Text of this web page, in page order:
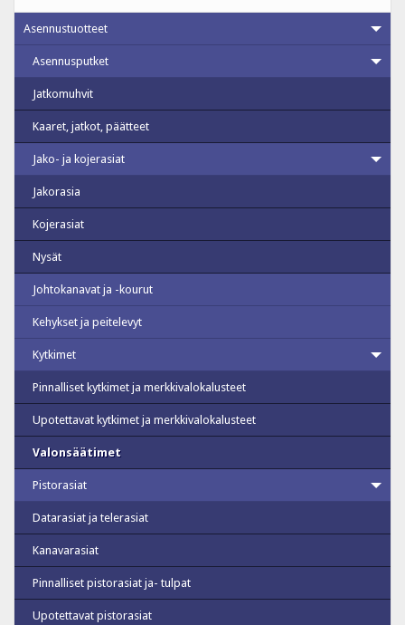
Asennustuotteet
Asennusputket
Jatkomuhvit
Kaaret, jatkot, päätteet
Jako- ja kojerasiat
Jakorasia
Kojerasiat
Nysät
Johtokanavat ja -kourut
Kehykset ja peitelevyt
Kytkimet
Pinnalliset kytkimet ja merkkivalokalusteet
Upotettavat kytkimet ja merkkivalokalusteet
Valonsäätimet
Pistorasiat
Datarasiat ja telerasiat
Kanavarasiat
Pinnalliset pistorasiat ja- tulpat
Upotettavat pistorasiat